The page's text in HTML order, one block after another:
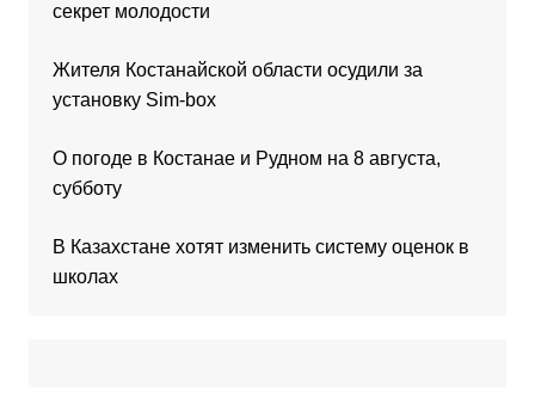
секрет молодости
Жителя Костанайской области осудили за
установку Sim-box
О погоде в Костанае и Рудном на 8 августа,
субботу
В Казахстане хотят изменить систему оценок в
школах